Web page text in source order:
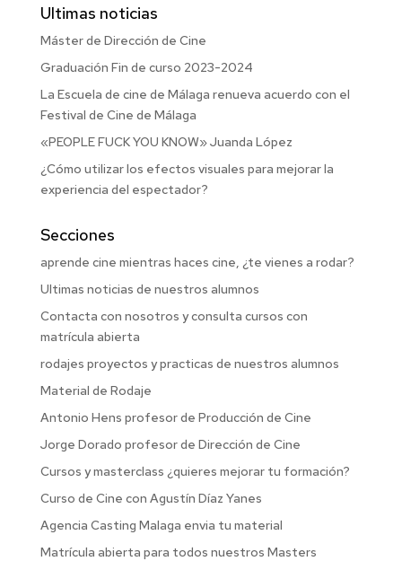
Ultimas noticias
Máster de Dirección de Cine
Graduación Fin de curso 2023-2024
La Escuela de cine de Málaga renueva acuerdo con el
Festival de Cine de Málaga
«PEOPLE FUCK YOU KNOW» Juanda López
¿Cómo utilizar los efectos visuales para mejorar la
experiencia del espectador?
Secciones
aprende cine mientras haces cine, ¿te vienes a rodar?
Ultimas noticias de nuestros alumnos
Contacta con nosotros y consulta cursos con
matrícula abierta
rodajes proyectos y practicas de nuestros alumnos
Material de Rodaje
Antonio Hens profesor de Producción de Cine
Jorge Dorado profesor de Dirección de Cine
Cursos y masterclass ¿quieres mejorar tu formación?
Curso de Cine con Agustín Díaz Yanes
Agencia Casting Malaga envia tu material
Matrícula abierta para todos nuestros Masters